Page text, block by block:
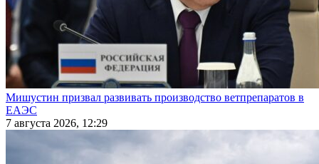
Мишустин призвал развивать производство ветпрепаратов в
ЕАЭС
7 августа 2026, 12:29